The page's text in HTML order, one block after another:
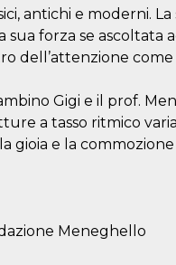
antichi e moderni.
sua forza se
dell’attenzione
Gigi e il prof.
a tasso ritmico
gioia e la
Meneghello